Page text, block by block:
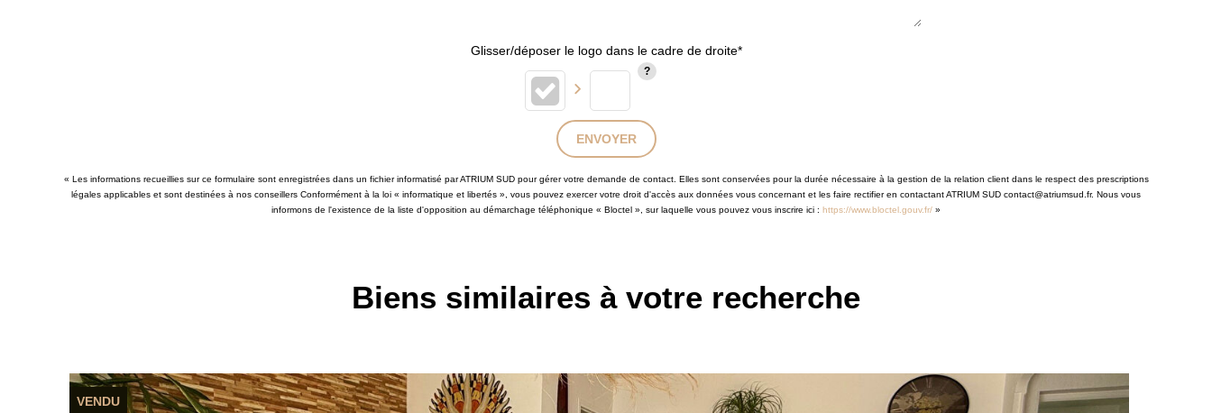
Glisser/déposer le logo dans le cadre de droite*
ENVOYER
« Les informations recueillies sur ce formulaire sont enregistrées dans un fichier informatisé par ATRIUM SUD pour gérer votre demande de contact. Elles sont conservées pour la durée nécessaire à la gestion de la relation client dans le respect des prescriptions
légales applicables et sont destinées à nos conseillers Conformément à la loi « informatique et libertés », vous pouvez exercer votre droit d'accès aux données vous concernant et les faire rectifier en contactant ATRIUM SUD contact@atriumsud.fr. Nous vous
informons de l'existence de la liste d'opposition au démarchage téléphonique « Bloctel », sur laquelle vous pouvez vous inscrire ici : https://www.bloctel.gouv.fr/ »
Biens similaires à votre recherche
VENDU